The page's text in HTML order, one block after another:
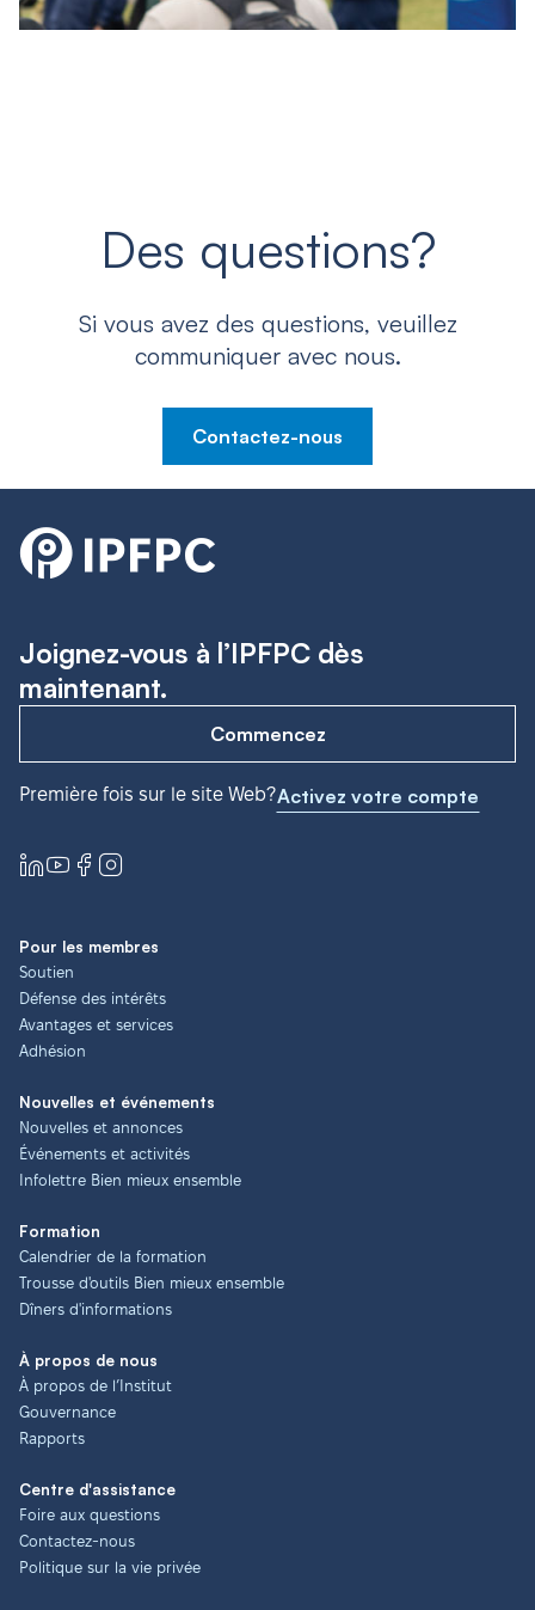
Des questions?
Si vous avez des questions, veuillez
communiquer avec nous.
Contactez-nous
Joignez-vous à l’IPFPC dès
maintenant.
Commencez
Première fois sur le site Web?Activez votre compte
Pour les membres
Soutien
Défense des intérêts
Avantages et services
Adhésion
Nouvelles et événements
Nouvelles et annonces
Événements et activités
Infolettre Bien mieux ensemble
Formation
Calendrier de la formation
Trousse d'outils Bien mieux ensemble
Dîners d'informations
À propos de nous
À propos de l’Institut
Gouvernance
Rapports
Centre d'assistance
Foire aux questions
Contactez-nous
Politique sur la vie privée